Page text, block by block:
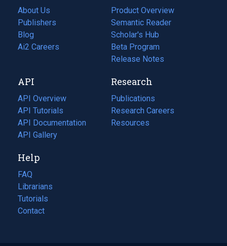
About Us
Publishers
Blog
(opens
in
tab)
Ai2 Careers
(opens
new
tab)
Product Overview
Semantic Reader
Scholar's Hub
Beta Program
Release Notes
API
API Overview
API Tutorials
API Documentation
(opens
in
new
tab)
API Gallery
Research
Publications
(opens
in
a
Research Careers
(opens
in
Resources
(opens
Help
FAQ
Librarians
Tutorials
Contact